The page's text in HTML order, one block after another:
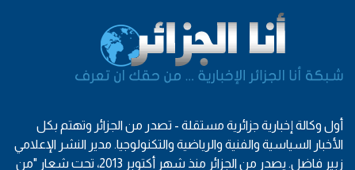
أول وكالة إخبارية جزائرية مستقلة - تصدر من الجزائر وتهتم بكل
الأخبار السياسية والفنية والرياضية والتكنولوجيا. مدير النشر الإعلامي
زبير فاضل. يصدر من الجزائر منذ شهر أكتوبر 2013، تحت شعار "من